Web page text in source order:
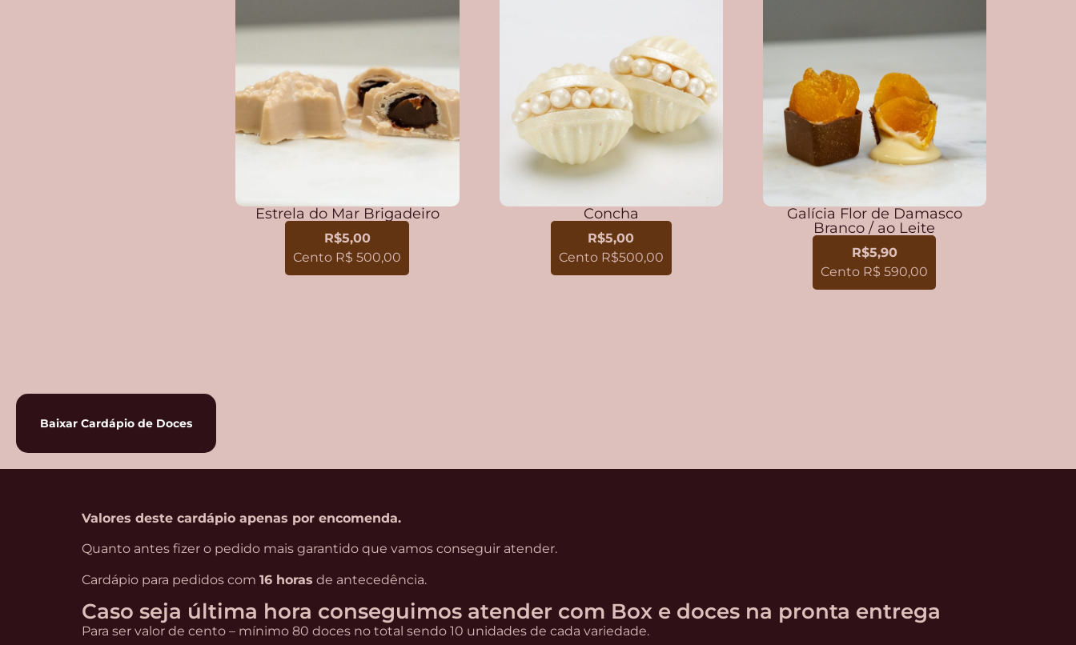
Estrela do Mar Brigadeiro
R$5,00
Cento R$ 500,00
Concha
R$5,00
Cento R$500,00
Galícia Flor de Damasco
Branco / ao Leite
R$5,90
Cento R$ 590,00
Baixar Cardápio de Doces
Valores deste cardápio apenas por encomenda.
Quanto antes fizer o pedido mais garantido que vamos conseguir atender.
Cardápio para pedidos com 16 horas de antecedência.
Caso seja última hora conseguimos atender com Box e doces na pronta entrega
Para ser valor de cento – mínimo 80 doces no total sendo 10 unidades de cada variedade.